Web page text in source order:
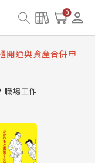
0
併與書櫃開通申請
題
開通與資產合併申
與書櫃開通申請
職場工作